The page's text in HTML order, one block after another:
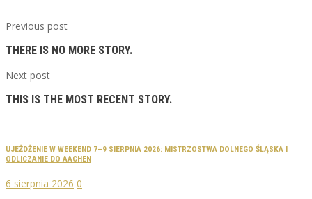
Previous post
THERE IS NO MORE STORY.
Next post
THIS IS THE MOST RECENT STORY.
UJEŻDŻENIE W WEEKEND 7–9 SIERPNIA 2026: MISTRZOSTWA DOLNEGO ŚLĄSKA I
ODLICZANIE DO AACHEN
6 sierpnia 2026 0